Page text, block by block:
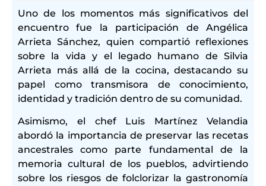
Uno de los momentos más significativos del
encuentro fue la participación de Angélica
Arrieta Sánchez, quien compartió reflexiones
sobre la vida y el legado humano de Silvia
Arrieta más allá de la cocina, destacando su
papel como transmisora de conocimiento,
identidad y tradición dentro de su comunidad.
Asimismo, el chef Luis Martínez Velandia
abordó la importancia de preservar las recetas
ancestrales como parte fundamental de la
memoria cultural de los pueblos, advirtiendo
sobre los riesgos de folclorizar la gastronomía